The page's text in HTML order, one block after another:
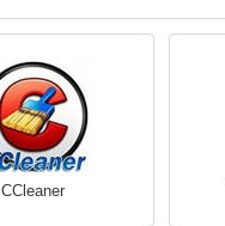
CCleaner